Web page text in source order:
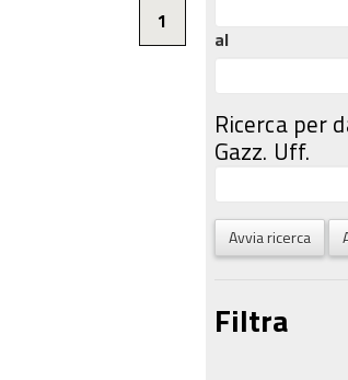
1
al
Ricerca per
Gazz. Uff.
Avvia ricerca
Filtra